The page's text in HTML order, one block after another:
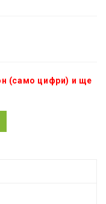
(само цифри) и ще